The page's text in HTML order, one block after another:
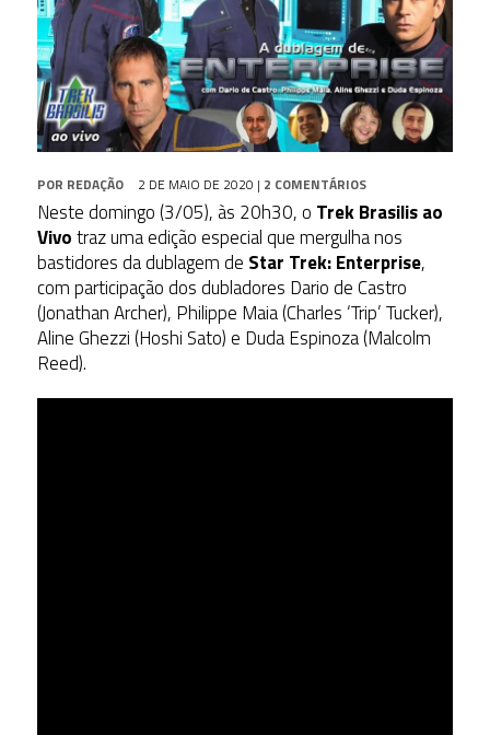
POR REDAÇÃO 2 DE MAIO DE 2020 | 2 COMENTÁRIOS
Neste domingo (3/05), às 20h30, o Trek Brasilis ao
Vivotraz uma edição especial que mergulha nos
bastidores da dublagem de Star Trek: Enterprise,
com participação dos dubladores Dario de Castro
(Jonathan Archer), Philippe Maia (Charles ‘Trip’ Tucker),
Aline Ghezzi (Hoshi Sato) e Duda Espinoza (Malcolm
Reed).